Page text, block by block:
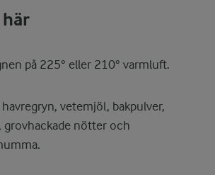
här
på 225° eller 210° varmluft.
havregryn, vetemjöl, bakpulver,
grovhackade nötter och